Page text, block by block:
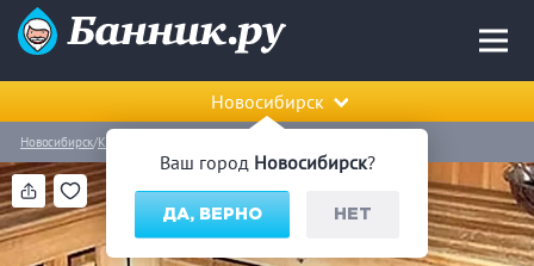
Ваш город Новосибирск?
ДА, ВЕРНО НЕТ
Новосибирск
Новосибирск Калининский район